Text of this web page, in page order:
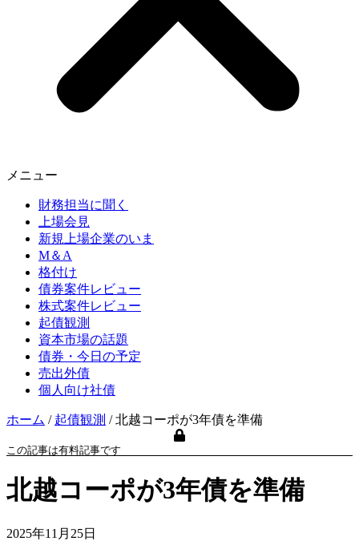
メニュー
財務担当に聞く
上場会見
新規上場企業のいま
M＆A
格付け
債券案件レビュー
株式案件レビュー
起債観測
資本市場の話題
債券・今日の予定
売出外債
個人向け社債
ホーム / 起債観測 /北越コーポが3年債を準備
この記事は有料記事です
北越コーポが3年債を準備
2025年11月25日